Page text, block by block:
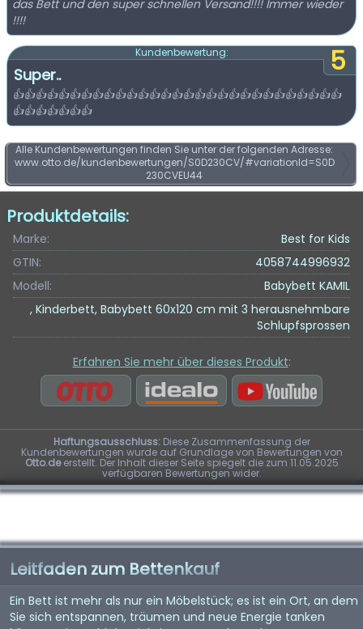
das Bett und den super schnellen Versand!!!! Immer wieder
!!!!
5
Kundenbewertung:
Super..
👍👍👍👍👍👍👍👍👍👍👍👍👍👍👍👍👍👍👍👍👍👍👍👍👍👍👍👍👍
👍👍👍👍👍👍👍
Alle Kundenbewertungen finden Sie unter der folgenden Adresse:
www.otto.de/kundenbewertungen/S0D230CV/#variationId=S0D
230CVEU44
Produktdetails:
Marke:
Best for Kids
GTIN:
4058744996932
Modell:
Babybett KAMIL
, Kinderbett, Babybett 60x120 cm mit 3 herausnehmbare
Schlupfsprossen
Erfahren Sie mehr über dieses Produkt:
Haftungsausschluss:Diese Zusammenfassung der
Kundenbewertungen wurde auf Grundlage von Bewertungen von
Otto.deerstellt. Der Inhalt dieser Seite spiegelt die zum 11.05.2025
verfügbaren Bewertungen wider.
Leitfaden zum Bettenkauf
Ein Bett ist mehr als nur ein Möbelstück; es ist ein Ort, an dem
Sie sich entspannen, träumen und neue Energie tanken